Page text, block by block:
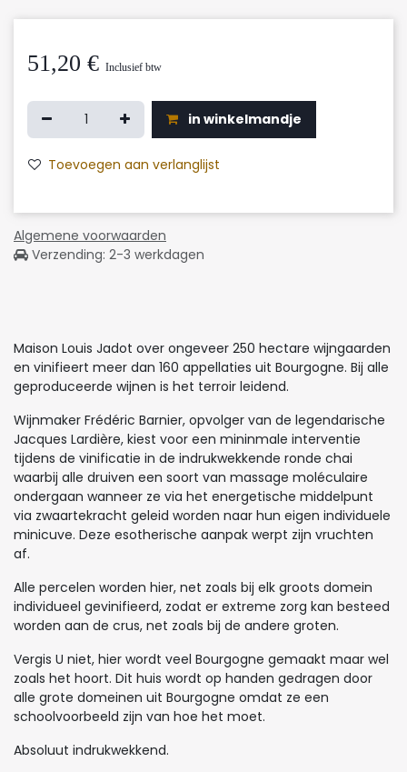
51,20 € Inclusief btw
in winkelmandje
Toevoegen aan verlanglijst
Algemene voorwaarden
Verzending: 2-3 werkdagen
Maison Louis Jadot over ongeveer 250 hectare wijngaarden
en vinifieert meer dan 160 appellaties uit Bourgogne. Bij alle
geproduceerde wijnen is het terroir leidend.
Wijnmaker Frédéric Barnier, opvolger van de legendarische
Jacques Lardière, kiest voor een mininmale interventie
tijdens de vinificatie in de indrukwekkende ronde chai
waarbij alle druiven een soort van massage moléculaire
ondergaan wanneer ze via het energetische middelpunt
via zwaartekracht geleid worden naar hun eigen individuele
minicuve. Deze esotherische aanpak werpt zijn vruchten
af.
Alle percelen worden hier, net zoals bij elk groots domein
individueel gevinifieerd, zodat er extreme zorg kan besteed
worden aan de crus, net zoals bij de andere groten.
Vergis U niet, hier wordt veel Bourgogne gemaakt maar wel
zoals het hoort. Dit huis wordt op handen gedragen door
alle grote domeinen uit Bourgogne omdat ze een
schoolvoorbeeld zijn van hoe het moet.
Absoluut indrukwekkend.